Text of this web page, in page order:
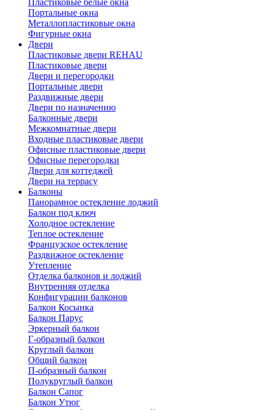
Пластиковые белые окна
Портальные окна
Металлопластиковые окна
Фигурные окна
Двери
Пластиковые двери REHAU
Пластиковые двери
Двери и перегородки
Портальные двери
Раздвижные двери
Двери по назначению
Балконные двери
Межкомнатные двери
Входные пластиковые двери
Офисные пластиковые двери
Офисные перегородки
Двери для коттеджей
Двери на террасу
Балконы
Панорамное остекление лоджий
Балкон под ключ
Холодное остекление
Теплое остекление
Французское остекление
Раздвижное остекление
Утепление
Отделка балконов и лоджий
Внутренняя отделка
Конфигурации балконов
Балкон Косынка
Балкон Парус
Эркерный балкон
Г-образный балкон
Круглый балкон
Общий балкон
П-образный балкон
Полукруглый балкон
Балкон Сапог
Балкон Утюг